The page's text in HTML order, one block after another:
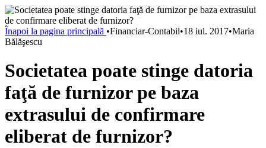
Înapoi la pagina principală •Financiar-Contabil•18 iul. 2017•Maria
Bălăşescu
Societatea poate stinge datoria
faţă de furnizor pe baza
extrasului de confirmare
eliberat de furnizor?